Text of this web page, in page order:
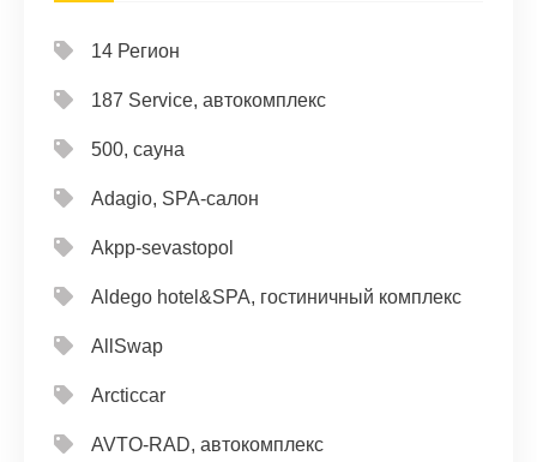
14 Регион
187 Service, автокомплекс
500, сауна
Adagio, SPA-салон
Akpp-sevastopol
Aldego hotel&SPA, гостиничный комплекс
AllSwap
Arcticcar
AVTO-RAD, автокомплекс